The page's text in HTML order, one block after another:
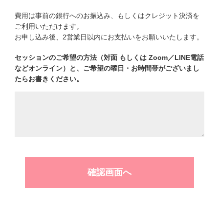
費用は事前の銀行へのお振込み、もしくはクレジット決済を
ご利用いただけます。
お申し込み後、2営業日以内にお支払いをお願いいたします。
セッションのご希望の方法（対面 もしくは Zoom／LINE電話
などオンライン）と、ご希望の曜日・お時間帯がございまし
たらお書きください。